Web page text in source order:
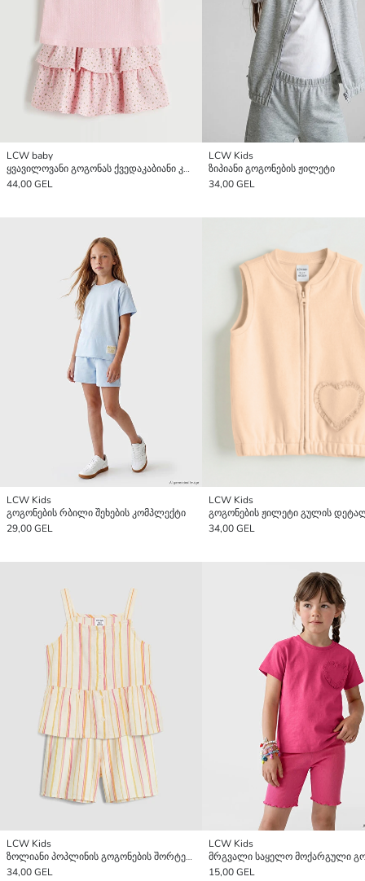
LCW baby
ყვავილოვანი გოგონას ქვედაკაბიანი კომპლექტი
44,00 GEL
LCW Kids
ზიპიანი გოგონების ჟილეტი
34,00 GEL
LCW Kids
გოგონების რბილი შეხების კომპლექტი
29,00 GEL
LCW Kids
34,00 GEL
LCW Kids
ზოლიანი პოპლინის გოგონების შორტების კომპლექტი
34,00 GEL
LCW Kids
15,00 GEL